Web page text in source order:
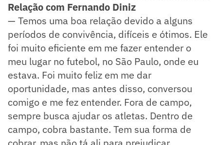
Relação com Fernando Diniz
— Temos uma boa relação devido a alguns
períodos de convivência, difíceis e ótimos. Ele
foi muito eficiente em me fazer entender o
meu lugar no futebol, no São Paulo, onde eu
estava. Foi muito feliz em me dar
oportunidade, mas antes disso, conversou
comigo e me fez entender. Fora de campo,
sempre busca ajudar os atletas. Dentro de
campo, cobra bastante. Tem sua forma de